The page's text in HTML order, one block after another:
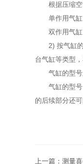
根据压缩
单作用气
双作用气
2) 按气缸
台气缸等类型
气缸的型
气缸的型
的后续部分还
上一篇： 测量